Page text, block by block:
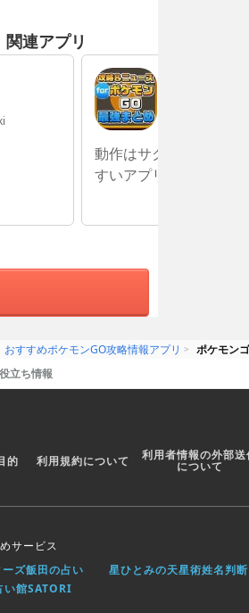
連アプリ
動作はサクサク快適でと
すいアプリ
おすすめポケモンGO攻略情報アプリ
ポケモン
立ち情報
的 利用規約について 利用者情報の外部送
について
サービス
ズ飯田の占い 星ひとみの天星術姓名判断
館SATORI